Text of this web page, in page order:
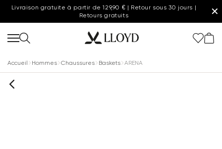
Livraison gratuite à partir de 129,90 € | Retour sous 30 jours |
Retours gratuits
✕
Accueil Hommes Chaussures Baskets ARENA